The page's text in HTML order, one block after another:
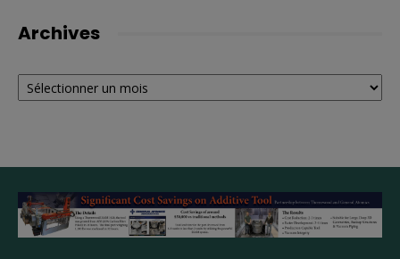
Archives
Archives